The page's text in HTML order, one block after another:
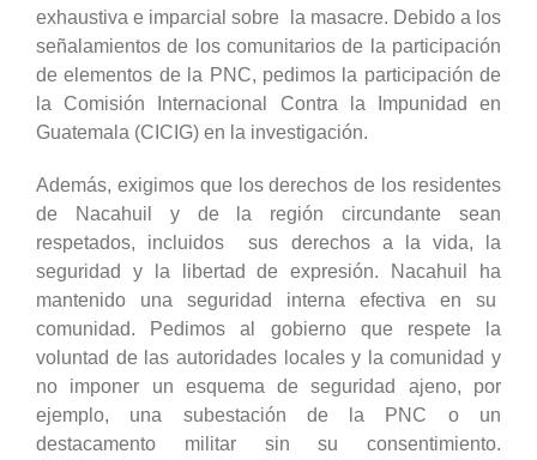
exhaustiva e imparcial sobre la masacre. Debido a los
señalamientos de los comunitarios de la participación
de elementos de la PNC, pedimos la participación de
la Comisión Internacional Contra la Impunidad en
Guatemala (CICIG) en la investigación.
Además, exigimos que los derechos de los residentes
de Nacahuil y de la región circundante sean
respetados, incluidos sus derechos a la vida, la
seguridad y la libertad de expresión. Nacahuil ha
mantenido una seguridad interna efectiva en su
comunidad. Pedimos al gobierno que respete la
voluntad de las autoridades locales y la comunidad y
no imponer un esquema de seguridad ajeno, por
ejemplo, una subestación de la PNC o un
destacamento militar sin su consentimiento.